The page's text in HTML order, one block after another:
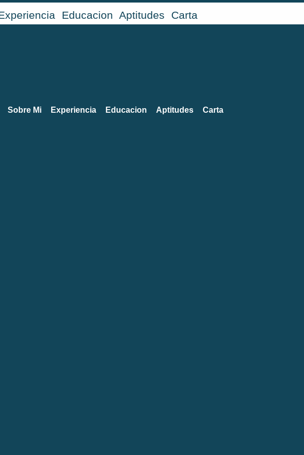
Educacion Aptitudes Carta
Sobre Mi Experiencia Educacion Aptitudes Carta